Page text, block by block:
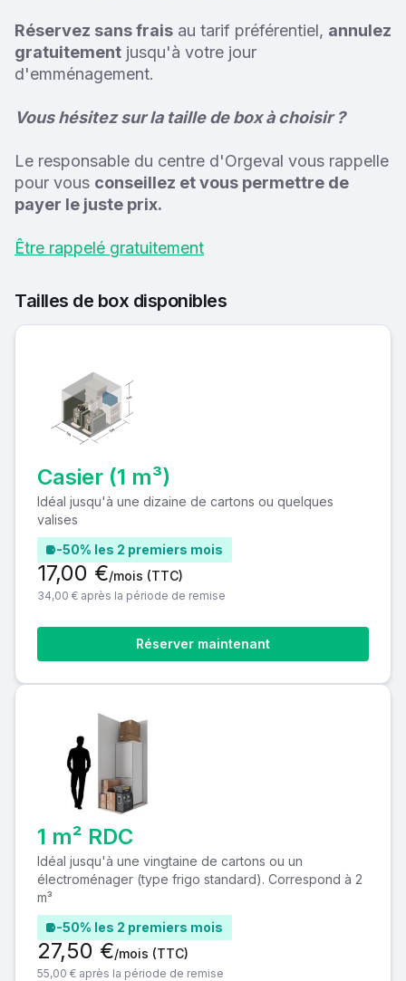
Réservez sans frais au tarif préférentiel, annulez
gratuitement jusqu'à votre jour
d'emménagement.
Vous hésitez sur la taille de box à choisir ?
Le responsable du centre d'Orgeval vous rappelle
pour vous conseillez et vous permettre de
payer le juste prix.
Être rappelé gratuitement
Tailles de box disponibles
Casier (1 m³)
Idéal jusqu'à une dizaine de cartons ou quelques
valises
-50% les 2 premiers mois
Réserver maintenant
17,00 €/mois (TTC)
34,00 € après la période de remise
1 m² RDC
Idéal jusqu'à une vingtaine de cartons ou un
électroménager (type frigo standard). Correspond à 2
m³
-50% les 2 premiers mois
27,50 €/mois (TTC)
55,00 € après la période de remise